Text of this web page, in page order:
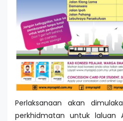
Perlaksanaan akan
perkhidmatan untuk laluan